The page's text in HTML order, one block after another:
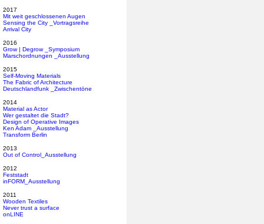
2017
Mit weit geschlossenen Augen
Sensing the City _Vortragsreihe
Arrival City
2016
Grow | Degrow _Symposium
Marschordnungen _Ausstellung
2015
Self-Moving Materials
The Fabric of Architecture
Deutschlandfunk _Zwischentöne
2014
Material as Actor
Wer gestaltet die Stadt?
Design of Operative Images
Ken Adam _Ausstellung
Transform Berlin
2013
Out of Control_Ausstellung
2012
Feststadt
inFORM_Ausstellung
2011
Wooden Textiles
Never trust a surface
onLINE